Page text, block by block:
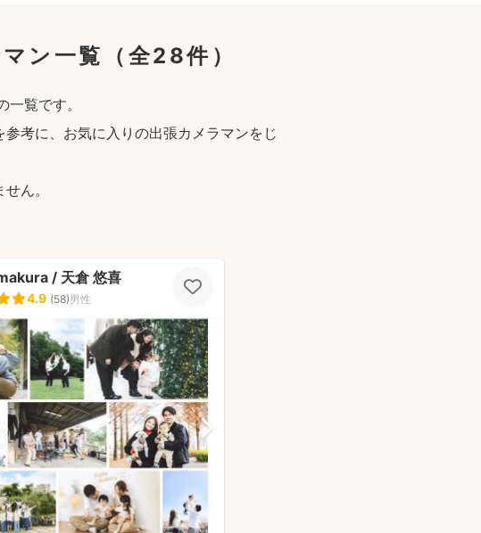
ン一覧 （全28件）
覧です。
考に、お気に入りの出張カメラマンをじ
ん。
/ 天倉 悠喜
4.9 (58)男性